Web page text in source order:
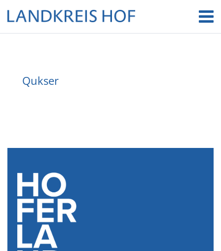
Qukser